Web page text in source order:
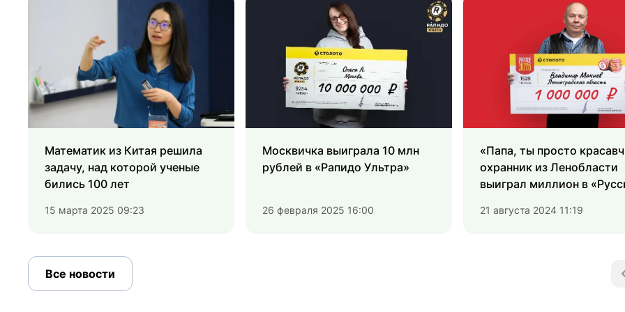
Математик из Китая решила
задачу, над которой ученые
бились 100 лет
15 марта 2025 09:23
Москвичка выиграла 10 млн
рублей в «Рапидо Ультра»
26 февраля 2025 16:00
«Папа, ты просто
охранник из Ленобласти
выиграл миллион в
21 августа 2024 11:19
Все новости